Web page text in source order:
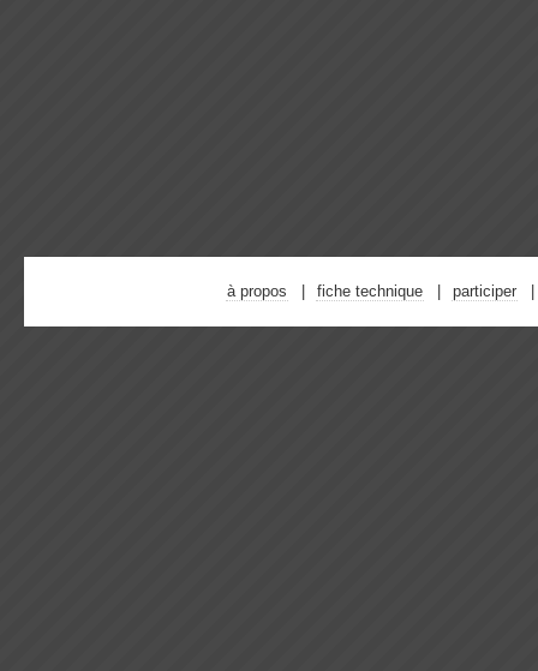
à propos fiche technique participer